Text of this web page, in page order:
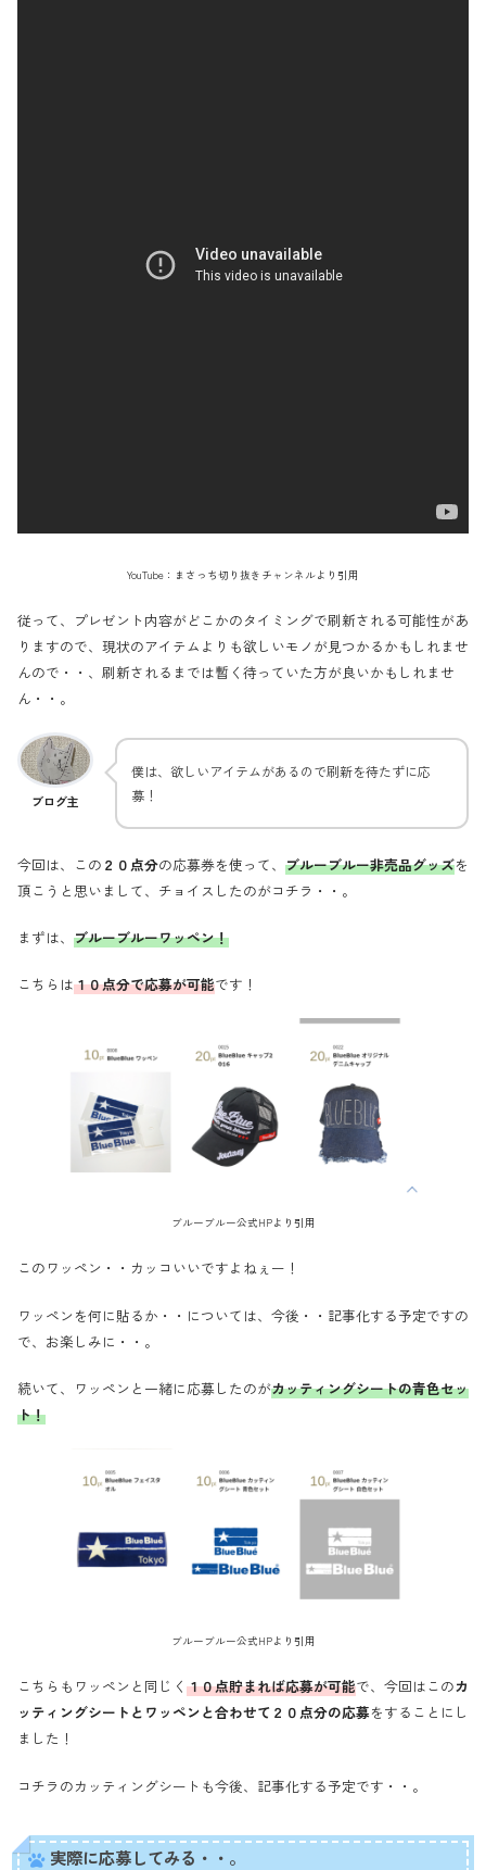
YouTube：まさっち切り抜きチャンネルより引用
従って、プレゼント内容がどこかのタイミングで刷新される可能性があ
りますので、現状のアイテムよりも欲しいモノが見つかるかもしれませ
んので・・、刷新されるまでは暫く待っていた方が良いかもしれませ
ん・・。
ブログ主
僕は、欲しいアイテムがあるので刷新を待たずに応
募！
今回は、この ２０点分の応募券を使って、 ブルーブルー非売品グッズを
頂こうと思いまして、チョイスしたのがコチラ・・。
まずは、 ブルーブルーワッペン！
こちらは１０点分で応募が可能です！
ブルーブルー公式HPより引用
このワッペン・・カッコいいですよねぇー！
ワッペンを何に貼るか・・については、今後・・記事化する予定ですの
で、お楽しみに・・。
続いて、ワッペンと一緒に応募したのがカッティングシートの青色セッ
ト！
ブルーブルー公式HPより引用
こちらもワッペンと同じく １０点貯まれば応募が可能で、今回はこのカ
ッティングシートとワッペンと合わせて２０点分の応募をすることにし
ました！
コチラのカッティングシートも今後、記事化する予定です・・。
実際に応募してみる・・。